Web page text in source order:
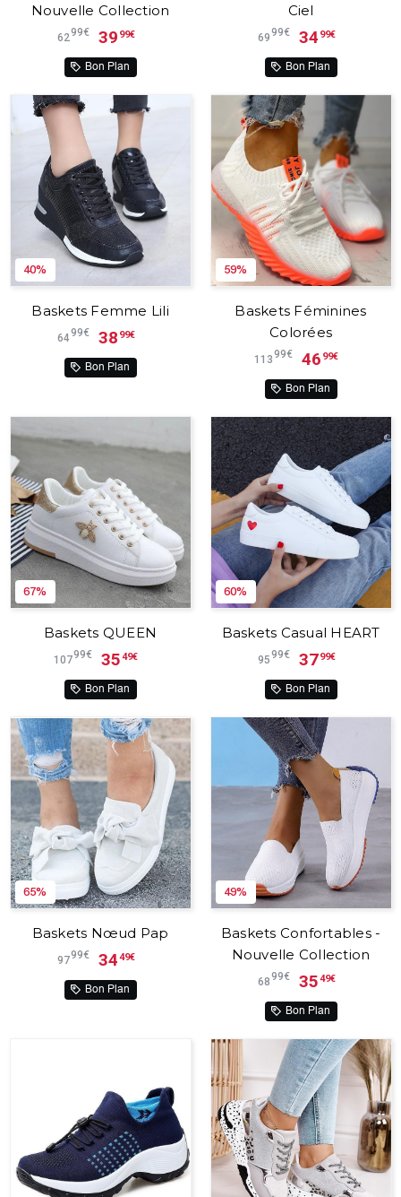
Nouvelle Collection
6299€ 39 99€
Bon Plan
Ciel
6999€ 34 99€
Bon Plan
40%
Baskets Femme Lili
6499€ 38 99€
Bon Plan
59%
Baskets Féminines
Colorées
11399€ 46 99€
Bon Plan
67%
Baskets QUEEN
10799€ 3549€
Bon Plan
60%
Baskets Casual HEART
9599€ 3799€
Bon Plan
65%
Baskets Nœud Pap
9799€ 3449€
Bon Plan
49%
Baskets Confortables -
Nouvelle Collection
6899€ 3549€
Bon Plan